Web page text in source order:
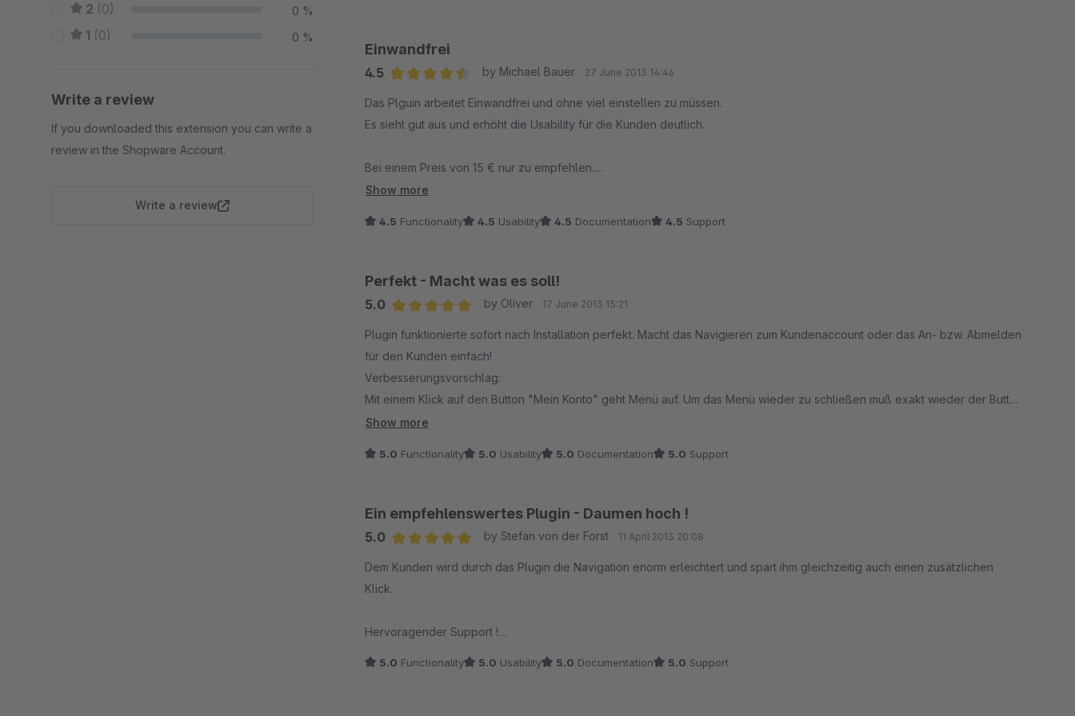
2 (0) 0 %
1 (0) 0 %
Write a review
If you downloaded this extension you can write a
review in the Shopware Account.
Write a review
- Der erste Menüpunkt könnte "Neuer Kunde? Klicken Sie hier" sein, da es einem Neukunden sich nicht unbedingt
erschließt, dass er auf "Mein Konto" > "Mein Konto" klicken muss damit er sich neu registriert.
Einwandfrei
4.5
by Michael Bauer 27 June 2013 14:46
Das Plguin arbeitet Einwandfrei und ohne viel einstellen zu müssen.
Es sieht gut aus und erhöht die Usability für die Kunden deutlich.
Bei einem Preis von 15 € nur zu empfehlen.
Konto" - Menüpunk.
Show more
4.5 Functionality 4.5 Usability 4.5 Documentation 4.5 Support
Perfekt - Macht was es soll!
5.0
by Oliver 17 June 2013 15:21
Plugin funktionierte sofort nach Installation perfekt. Macht das Navigieren zum Kundenaccount oder das An- bzw. Abmelden
für den Kunden einfach!
Verbesserungsvorschlag:
Mit einem Klick auf den Button "Mein Konto" geht Menü auf. Um das Menü wieder zu schließen muß exakt wieder der Button
angeklickt werden. Wäre auch gut wenn nur ein Klick irgendwo auf die Homepage das Menü wieder schließen würde.
Show more
5.0 Functionality 5.0 Usability 5.0 Documentation 5.0 Support
Ein empfehlenswertes Plugin - Daumen hoch !
5.0
by Stefan von der Forst 11 April 2013 20:08
Dem Kunden wird durch das Plugin die Navigation enorm erleichtert und spart ihm gleichzeitig auch einen zusätzlichen
Klick.
Hervoragender Support !
5.0 Functionality 5.0 Usability 5.0 Documentation 5.0 Support